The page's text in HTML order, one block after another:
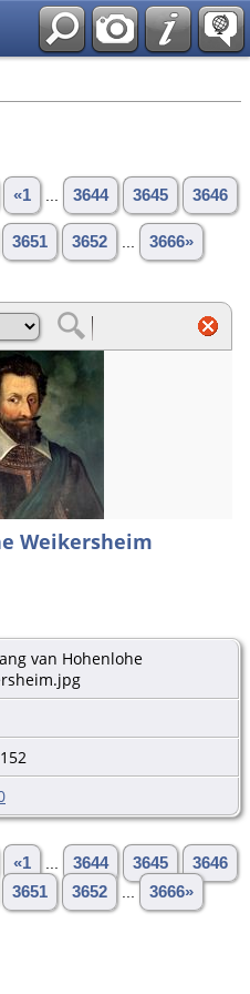
«1 3644 3645 3646
3651 3652
3666»
Weikersheim
van Hohenlohe
«1 3644 3645
3646
3651 3652
3666»